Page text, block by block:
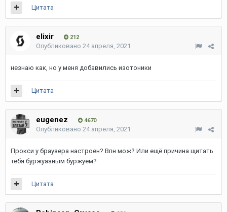
Цитата
elixir 212
Опубликовано 24 апреля, 2021
незнаю как, но у меня добавились изотоники
Цитата
eugenez 4670
Опубликовано 24 апреля, 2021
Прокси у браузера настроен? Впн мож? Или ещё причина щитать
тебя буржуазным буржуем?
Цитата